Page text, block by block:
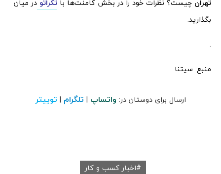
تهران چیست؟ نظرات خود را در بخش کامنت‌ها با تکراتو در میان
بگذارید.
.
منبع: سیتنا
ارسال برای دوستان در: واتساپ | تلگرام | توییتر
اخبار کسب و کار